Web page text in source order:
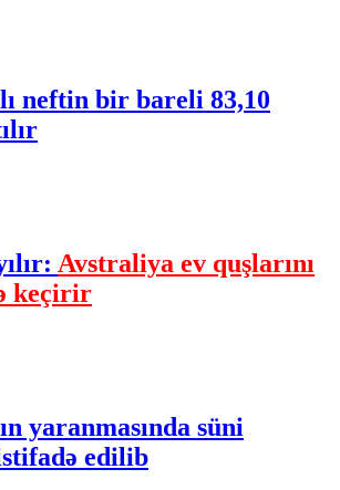
neftin bir bareli 83,10
Avstraliya ev quşlarını
keçirir
yaranmasında süni
edilib